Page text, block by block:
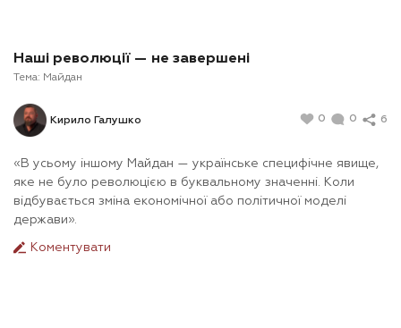
Наші революції — не завершені
Тема: Майдан
Кирило Галушко 0 0 6
«В усьому іншому Майдан — українське специфічне явище,
яке не було революцією в буквальному значенні. Коли
відбувається зміна економічної або політичної моделі
держави».
Коментувати